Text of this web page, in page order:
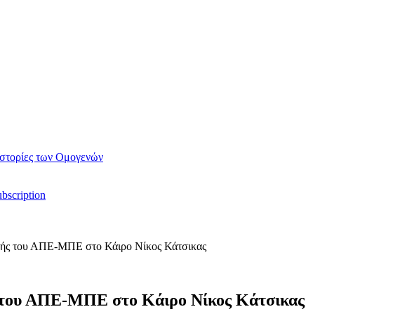
των Ομογενών
του ΑΠΕ-ΜΠΕ στο Κάιρο Νίκος Κάτσικας
του ΑΠΕ-ΜΠΕ στο Κάιρο Νίκος Κάτσικας